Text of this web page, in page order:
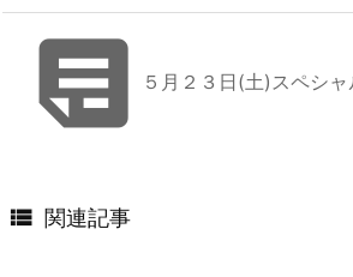
 ５月２３日(土)スペシ
 関連記事